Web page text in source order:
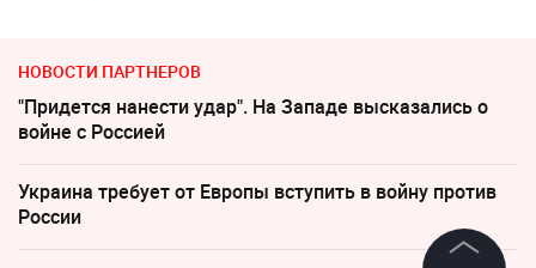
НОВОСТИ ПАРТНЕРОВ
"Придется нанести удар". На Западе высказались о
войне с Россией
Украина требует от Европы вступить в войну против
России